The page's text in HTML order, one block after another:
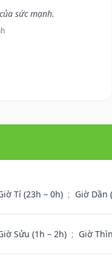
sức mạnh.
Tí (23h – 0h) ; Giờ Dần
Sửu (1h – 2h) ; Giờ